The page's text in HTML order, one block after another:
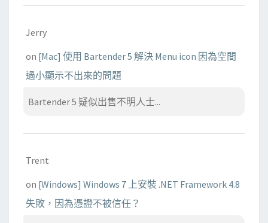
Jerry
on [Mac] 使用 Bartender 5 解決 Menu icon 因為空間
過小顯示不出來的問題
Bartender 5 疑似出售不明人士...
Trent
on [Windows] Windows 7 上安裝 .NET Framework 4.8
失敗，因為憑證不被信任？